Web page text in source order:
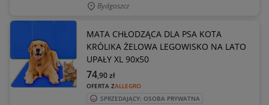
Bydgoszcz
MATA CHŁODZĄCA DLA PSA KOTA
KRÓLIKA ŻELOWA LEGOWISKO NA LATO
UPAŁY XL 90x50
OFERTA ZALLEGRO
74,90zł
SPRZEDAJĄCY: OSOBA PRYWATNA